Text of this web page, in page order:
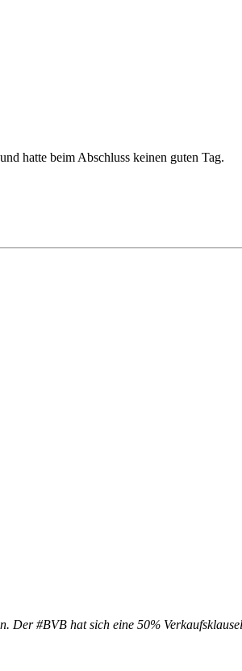
hatte beim Abschluss keinen guten Tag.
#BVB hat sich eine 50%